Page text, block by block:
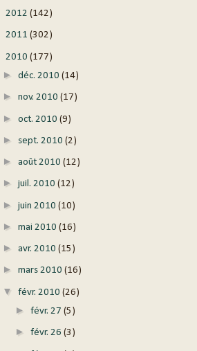
2012 (142)
2011 (302)
2010 (177)
► déc. 2010 (14)
► nov. 2010 (17)
► oct. 2010 (9)
► sept. 2010 (2)
► août 2010 (12)
► juil. 2010 (12)
► juin 2010 (10)
► mai 2010 (16)
► avr. 2010 (15)
► mars 2010 (16)
▼ févr. 2010 (26)
► févr. 27 (5)
► févr. 26 (3)